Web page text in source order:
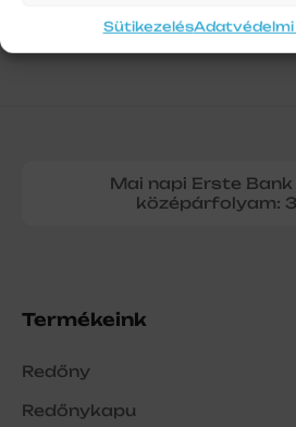
Sütikezelés
Mai napi Erste Bank
középárfolyam:
Termékeink
Redőny
Redőnykapu